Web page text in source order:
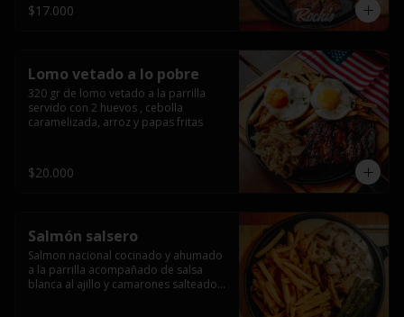
$17.000
Lomo vetado a lo pobre
320 gr de lomo vetado a la parrilla
servido con 2 huevos , cebolla
caramelizada, arroz y papas fritas
$20.000
Salmón salsero
Salmon nacional cocinado y ahumado
a la parrilla acompañado de salsa
blanca al ajillo y camarones salteados,